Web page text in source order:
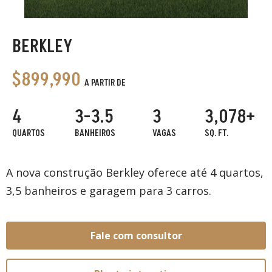
BERKLEY
$899,990 A PARTIR DE
4
QUARTOS
3-3.5
BANHEIROS
3
VAGAS
3,078+
SQ. FT.
A nova construção Berkley oferece até 4 quartos,
3,5 banheiros e garagem para 3 carros.
Fale com consultor